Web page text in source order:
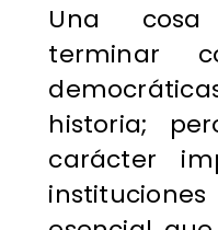
Una
terminar
historia;
carácter